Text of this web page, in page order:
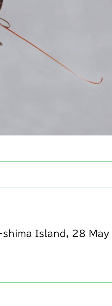
shima Island, 28 May